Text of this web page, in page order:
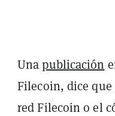
Unapublicación
Filecoin, dice
red Filecoin o el